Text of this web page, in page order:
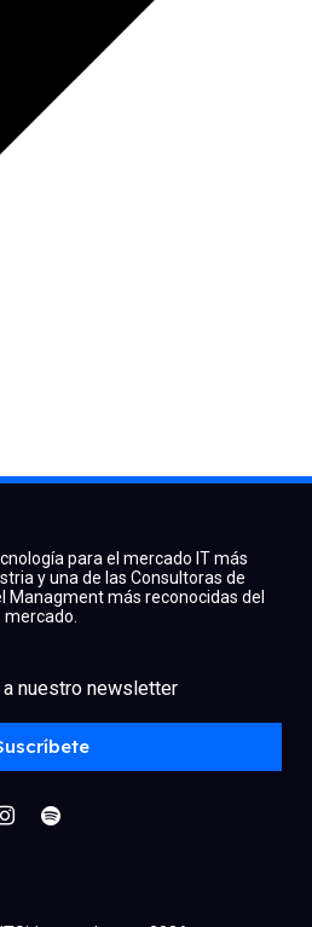
para el mercado IT más
y una de las Consultoras de
Managment más reconocidas del
mercado.
nuestro newsletter
spotify